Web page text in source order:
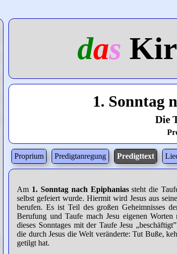
das
1. Sonntag
Die
Proprium Predigtanregung Predigttext
Am 1. Sonntag nach Epiphaniassteht die
selbst gefeiert wurde. Hiermit wird Jesus aus
berufen. Es ist Teil des großen Geheimnisses
Berufung und Taufe mach Jesu eigenen
dieses Sonntages mit der Taufe Jesu
die durch Jesus die Welt veränderte: Tut Buße,
getilgt hat.